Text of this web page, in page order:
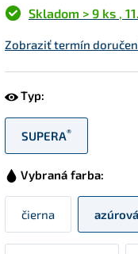
Skladom > 9 ks
Zobraziť termín
Typ:
SUPERA®
Vybraná farba:
čierna azúrová